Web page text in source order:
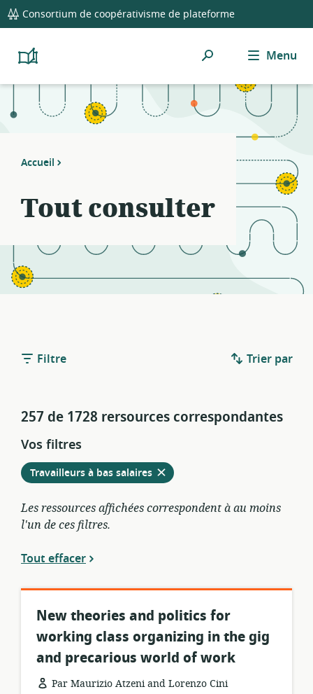
global
navigation
Consortium de coopérativisme de plateforme
Platform
Resource
Rechercher Menu
Accueil
Tout consulter
Filtre Trier par
257 de 1728 rersources correspondantes
Vos filtres
Retirer
Travailleurs à bas salairesà
partir
filtres
Les ressources affichées correspondent à au moins
l'un de ces filtres.
Tout effacer
New theories and politics for
working class organizing in the gig
and precarious world of work
Par Maurizio Atzeni and Lorenzo Cini
Notifications
21
filters
Resource